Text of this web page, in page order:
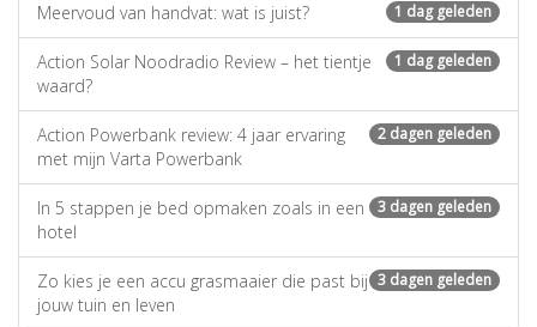
1 dag geleden
Meervoud van handvat: wat is juist?
1 dag geleden
Action Solar Noodradio Review – het tientje
waard?
2 dagen geleden
Action Powerbank review: 4 jaar ervaring
met mijn Varta Powerbank
3 dagen geleden
In 5 stappen je bed opmaken zoals in een
hotel
3 dagen geleden
Zo kies je een accu grasmaaier die past bij
jouw tuin en leven